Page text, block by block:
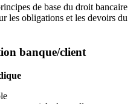
de base du droit bancaire
les obligations et les devoirs du
banque/client